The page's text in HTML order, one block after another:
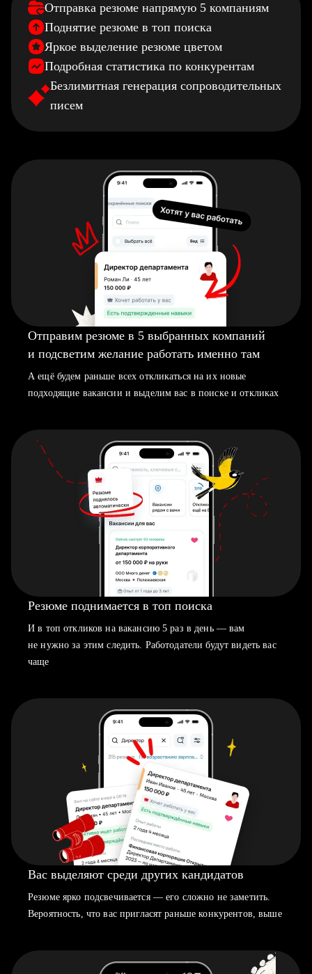
Отправка резюме напрямую 5 компаниям
Поднятие резюме в топ поиска
Яркое выделение резюме цветом
Подробная статистика по конкурентам
Безлимитная генерация сопроводительных
писем
Отправим резюме в 5 выбранных компаний
и подсветим желание работать именно там
А ещё будем раньше всех откликаться на их новые
подходящие вакансии и выделим вас в поиске и откликах
Резюме поднимается в топ поиска
И в топ откликов на вакансию 5 раз в день — вам
не нужно за этим следить. Работодатели будут видеть вас
чаще
Вас выделяют среди других кандидатов
Резюме ярко подсвечивается — его сложно не заметить.
Вероятность, что вас пригласят раньше конкурентов, выше